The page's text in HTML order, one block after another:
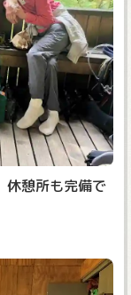
休憩所も完備で